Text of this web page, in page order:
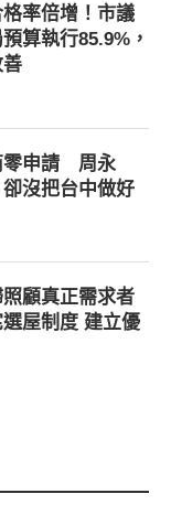
率倍增！市議
算執行85.9%，
零申請 周永
沒把台中做好
顧真正需求者
屋制度 建立優